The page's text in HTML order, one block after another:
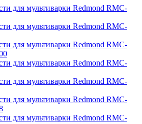
для мультиварки Redmond RMC-
для мультиварки Redmond RMC-
для мультиварки Redmond RMC-
для мультиварки Redmond RMC-
для мультиварки Redmond RMC-
для мультиварки Redmond RMC-
для мультиварки Redmond RMC-